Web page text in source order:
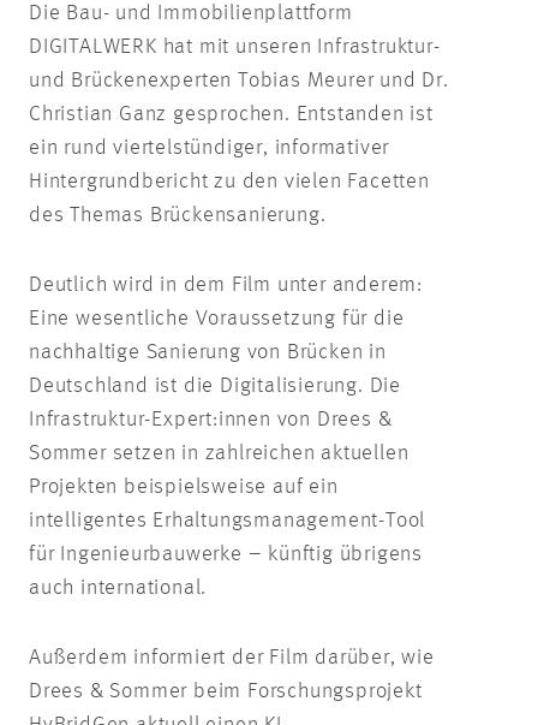
Die Bau- und Immobilienplattform
DIGITALWERK hat mit unseren Infrastruktur-
und Brückenexperten Tobias Meurer und Dr.
Christian Ganz gesprochen. Entstanden ist
ein rund viertelstündiger, informativer
Hintergrundbericht zu den vielen Facetten
des Themas Brückensanierung.
Deutlich wird in dem Film unter anderem:
Eine wesentliche Voraussetzung für die
nachhaltige Sanierung von Brücken in
Deutschland ist die Digitalisierung. Die
Infrastruktur-Expert:innen von Drees &
Sommer setzen in zahlreichen aktuellen
Projekten beispielsweise auf ein
intelligentes Erhaltungsmanagement-Tool
für Ingenieurbauwerke – künftig übrigens
auch international.
Außerdem informiert der Film darüber, wie
Drees & Sommer beim Forschungsprojekt